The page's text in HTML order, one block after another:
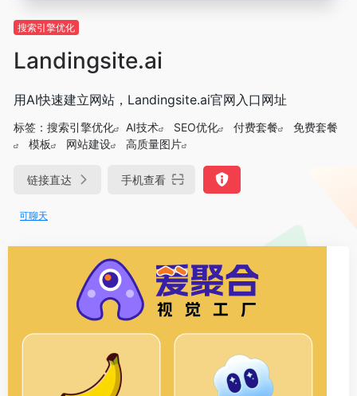
搜索引擎优化
Landingsite.ai
用AI快速建立网站，Landingsite.ai官网入口网址
标签： 搜索引擎优化 AI技术 SEO优化 付费套餐
免费套餐
模板
网站建设 高质量图片
链接直达 手机查看